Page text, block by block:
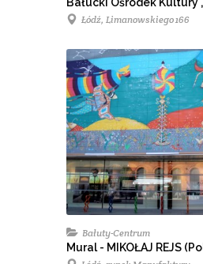
Bałucki Ośrodek Kultury
Łódź, Limanowskiego 166
Bałuty-Centrum
Mural - MIKOŁAJ REJS